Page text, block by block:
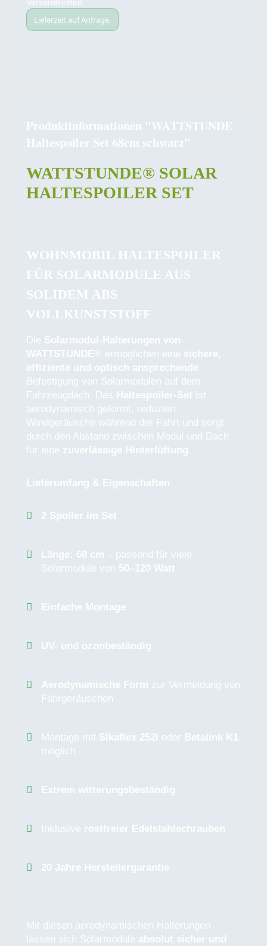
Lieferzeit auf Anfrage.
Produktinformationen "WATTSTUNDE
Haltespoiler Set 68cm schwarz"
WATTSTUNDE® SOLAR
HALTESPOILER SET
WOHNMOBIL HALTESPOILER
FÜR SOLARMODULE AUS
SOLIDEM ABS
VOLLKUNSTSTOFF
Die Solarmodul-Halterungen von
WATTSTUNDE® ermöglichen eine sichere,
effiziente und optisch ansprechende
Befestigung von Solarmodulen auf dem
Fahrzeugdach. Das Haltespoiler-Set ist
aerodynamisch geformt, reduziert
Windgeräusche während der Fahrt und sorgt
durch den Abstand zwischen Modul und Dach
für eine zuverlässige Hinterlüftung.
Lieferumfang & Eigenschaften
2 Spoiler im Set
Länge: 68 cm – passend für viele
Solarmodule von 50–120 Watt
Einfache Montage
UV- und ozonbeständig
Aerodynamische Form zur Vermeidung von
Fahrgeräuschen
Montage mit Sikaflex 252i oder Betalink K1
möglich
Extrem witterungsbeständig
Inklusive rostfreier Edelstahlschrauben
20 Jahre Herstellergarantie
Mit diesen aerodynamischen Halterungen
lassen sich Solarmodule absolut sicher und